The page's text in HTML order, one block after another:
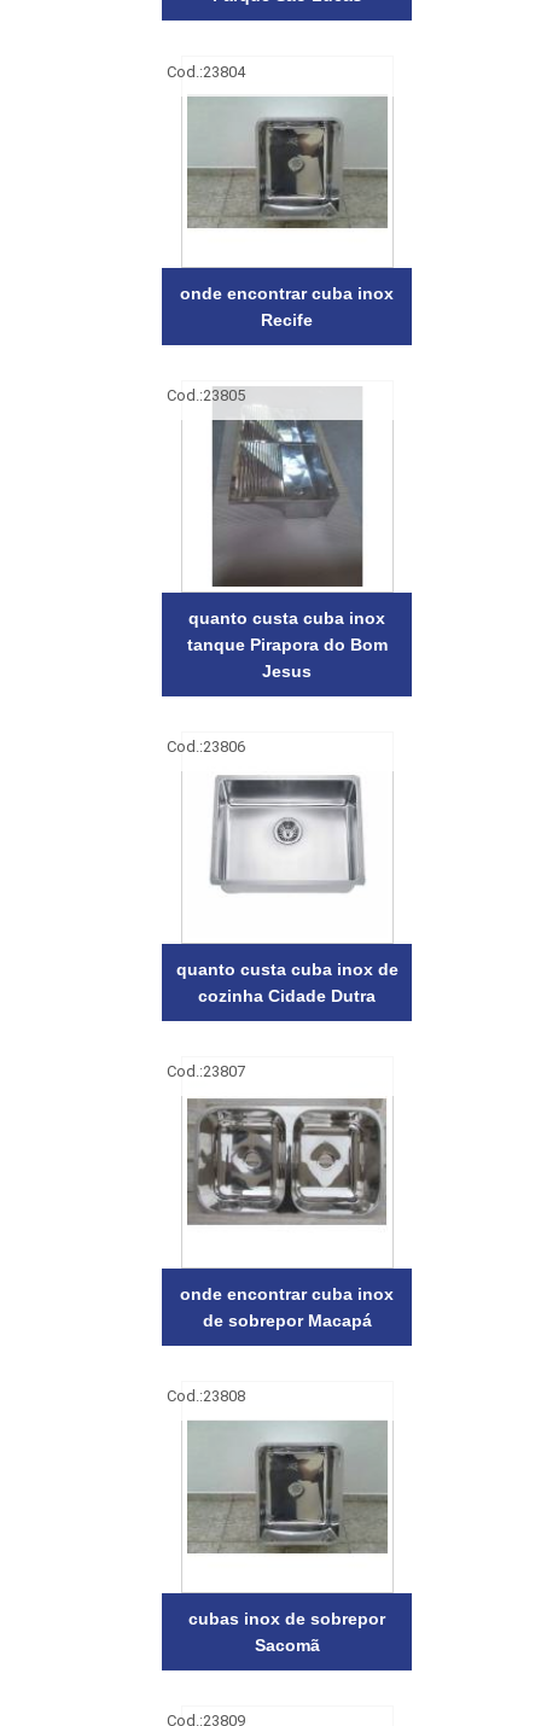
Cod.:23804
onde encontrar cuba inox
Recife
Cod.:23805
quanto custa cuba inox
tanque Pirapora do Bom
Jesus
Cod.:23806
quanto custa cuba inox de
cozinha Cidade Dutra
Cod.:23807
onde encontrar cuba inox
de sobrepor Macapá
Cod.:23808
cubas inox de sobrepor
Sacomã
Cod.:23809